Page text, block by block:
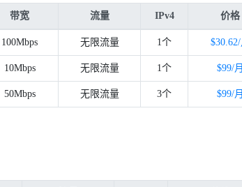
带宽 流量 IPv4 价格
100Mbps 无限流量 1个 $30.62/
10Mbps 无限流量 1个 $99/月
50Mbps 无限流量 3个 $99/月